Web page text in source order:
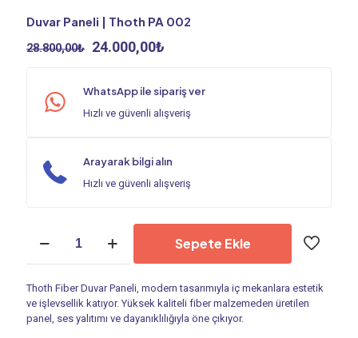
Duvar Paneli | Thoth PA 002
28.800,00₺ Orijinal
24.000,00₺
24.000,00₺.
WhatsApp ile sipariş ver
Hızlı ve güvenli alışveriş
Arayarak bilgi alın
Hızlı ve güvenli alışveriş
Paneli
PA
002
adet
Sepete Ekle
Thoth Fiber Duvar Paneli, modern tasarımıyla iç mekanlara estetik
ve işlevsellik katıyor. Yüksek kaliteli fiber malzemeden üretilen
panel, ses yalıtımı ve dayanıklılığıyla öne çıkıyor.